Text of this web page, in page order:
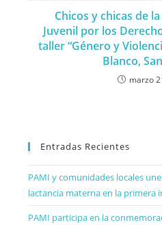
Chicos y chicas de
Juvenil por los
taller “Género y
Blanco,
marzo
Entradas Recientes
PAMI y comunidades locales
lactancia materna en la primera
PAMI participa en la